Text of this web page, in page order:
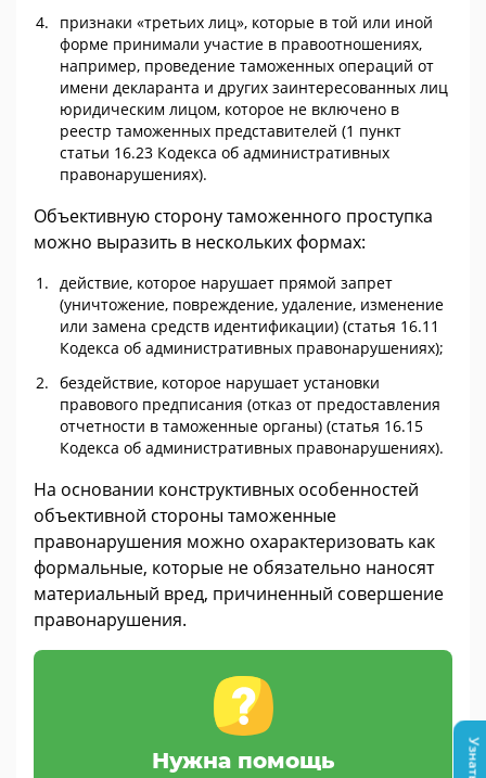
признаки «третьих лиц», которые в той или иной
форме принимали участие в правоотношениях,
например, проведение таможенных операций от
имени декларанта и других заинтересованных лиц
юридическим лицом, которое не включено в
реестр таможенных представителей (1 пункт
статьи 16.23 Кодекса об административных
правонарушениях).
Объективную сторону таможенного проступка
можно выразить в нескольких формах:
действие, которое нарушает прямой запрет
(уничтожение, повреждение, удаление, изменение
или замена средств идентификации) (статья 16.11
Кодекса об административных правонарушениях);
бездействие, которое нарушает установки
правового предписания (отказ от предоставления
отчетности в таможенные органы) (статья 16.15
Кодекса об административных правонарушениях).
На основании конструктивных особенностей
объективной стороны таможенные
правонарушения можно охарактеризовать как
формальные, которые не обязательно наносят
материальный вред, причиненный совершение
правонарушения.
Нужна помощь